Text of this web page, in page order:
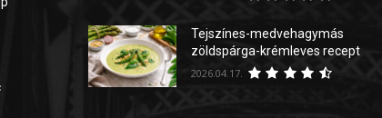
Tejszínes-medvehagymás
zöldspárga-krémleves recept
2026.04.17.